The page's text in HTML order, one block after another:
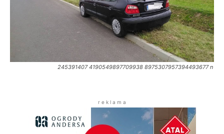
245391407 4190549897709938 8975307957394493677 n
r e k l a m a